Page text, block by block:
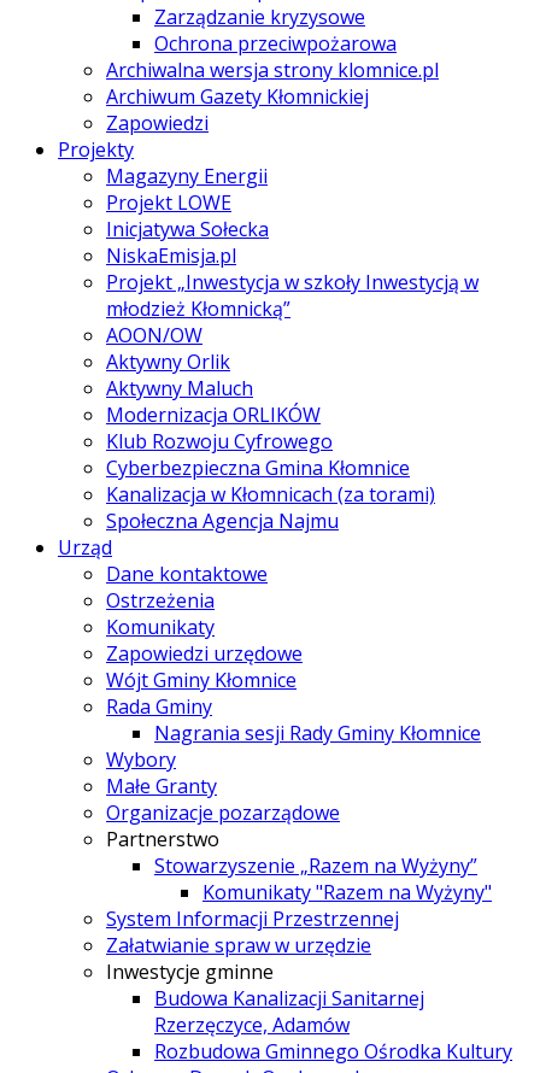
Zarządzanie kryzysowe
Ochrona przeciwpożarowa
Archiwalna wersja strony klomnice.pl
Archiwum Gazety Kłomnickiej
Zapowiedzi
Projekty
Magazyny Energii
Projekt LOWE
Inicjatywa Sołecka
NiskaEmisja.pl
Projekt „Inwestycja w szkoły Inwestycją w
młodzież Kłomnicką”
AOON/OW
Aktywny Orlik
Aktywny Maluch
Modernizacja ORLIKÓW
Klub Rozwoju Cyfrowego
Cyberbezpieczna Gmina Kłomnice
Kanalizacja w Kłomnicach (za torami)
Społeczna Agencja Najmu
Urząd
Dane kontaktowe
Ostrzeżenia
Komunikaty
Zapowiedzi urzędowe
Wójt Gminy Kłomnice
Rada Gminy
Nagrania sesji Rady Gminy Kłomnice
Wybory
Małe Granty
Organizacje pozarządowe
Partnerstwo
Stowarzyszenie „Razem na Wyżyny”
Komunikaty "Razem na Wyżyny"
System Informacji Przestrzennej
Załatwianie spraw w urzędzie
Inwestycje gminne
Budowa Kanalizacji Sanitarnej
Rzerzęczyce, Adamów
Rozbudowa Gminnego Ośrodka Kultury